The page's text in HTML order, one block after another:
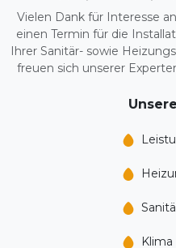
Vielen Dank für Interesse
einen Termin für die
Ihrer Sanitär- sowie
freuen sich unserer
Klima